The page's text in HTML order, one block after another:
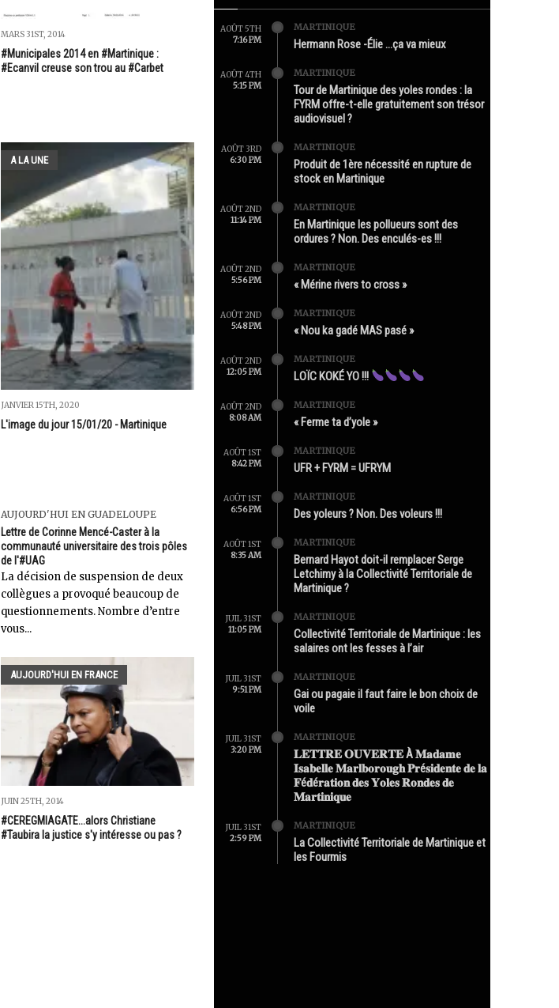
MARS 31ST, 2014
#Municipales 2014 en #Martinique :
#Ecanvil creuse son trou au #Carbet
A LA UNE
JANVIER 15TH, 2020
L'image du jour 15/01/20 - Martinique
AUJOURD'HUI EN GUADELOUPE
Lettre de Corinne Mencé-Caster à la
communauté universitaire des trois pôles
de l'#UAG
La décision de suspension de deux
collègues a provoqué beaucoup de
questionnements. Nombre d’entre
vous...
AUJOURD'HUI EN FRANCE
JUIN 25TH, 2014
#CEREGMIAGATE...alors Christiane
#Taubira la justice s'y intéresse ou pas ?
AOÛT 5TH
7:16 PM
MARTINIQUE
Hermann Rose -Élie …ça va mieux
AOÛT 4TH
5:15 PM
MARTINIQUE
Tour de Martinique des yoles rondes : la
FYRM offre-t-elle gratuitement son trésor
audiovisuel ?
AOÛT 3RD
6:30 PM
MARTINIQUE
Produit de 1ère nécessité en rupture de
stock en Martinique
AOÛT 2ND
11:14 PM
MARTINIQUE
En Martinique les pollueurs sont des
ordures ? Non. Des enculés-es !!!
AOÛT 2ND
5:56 PM
MARTINIQUE
« Mérine rivers to cross »
AOÛT 2ND
5:48 PM
MARTINIQUE
« Nou ka gadé MAS pasé »
AOÛT 2ND
12:05 PM
MARTINIQUE
LOÏC KOKÉ YO !!!
AOÛT 2ND
8:08 AM
MARTINIQUE
« Ferme ta d’yole »
AOÛT 1ST
8:42 PM
MARTINIQUE
UFR + FYRM = UFRYM
AOÛT 1ST
6:56 PM
MARTINIQUE
Des yoleurs ? Non. Des voleurs !!!
AOÛT 1ST
8:35 AM
MARTINIQUE
Bernard Hayot doit-il remplacer Serge
Letchimy à la Collectivité Territoriale de
Martinique ?
JUIL 31ST
11:05 PM
MARTINIQUE
Collectivité Territoriale de Martinique : les
salaires ont les fesses à l’air
JUIL 31ST
9:51 PM
MARTINIQUE
Gai ou pagaie il faut faire le bon choix de
voile
JUIL 31ST
3:20 PM
MARTINIQUE
𝐋𝐄𝐓𝐓𝐑𝐄 𝐎𝐔𝐕𝐄𝐑𝐓𝐄 À 𝐌𝐚𝐝𝐚𝐦𝐞
𝐈𝐬𝐚𝐛𝐞𝐥𝐥𝐞 𝐌𝐚𝐫𝐥𝐛𝐨𝐫𝐨𝐮𝐠𝐡 𝐏𝐫é𝐬𝐢𝐝𝐞𝐧𝐭𝐞 𝐝𝐞 𝐥𝐚
𝐅é𝐝é𝐫𝐚𝐭𝐢𝐨𝐧 𝐝𝐞𝐬 𝐘𝐨𝐥𝐞𝐬 𝐑𝐨𝐧𝐝𝐞𝐬 𝐝𝐞
𝐌𝐚𝐫𝐭𝐢𝐧𝐢𝐪𝐮𝐞
JUIL 31ST
2:59 PM
MARTINIQUE
La Collectivité Territoriale de Martinique et
les Fourmis